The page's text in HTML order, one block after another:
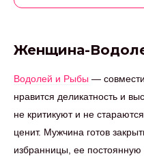
Женщина-
Водолей и Рыбы —
нравится деликатность и
не критикуют и не
ценит. Мужчина готов
избранницы, ее постоянную